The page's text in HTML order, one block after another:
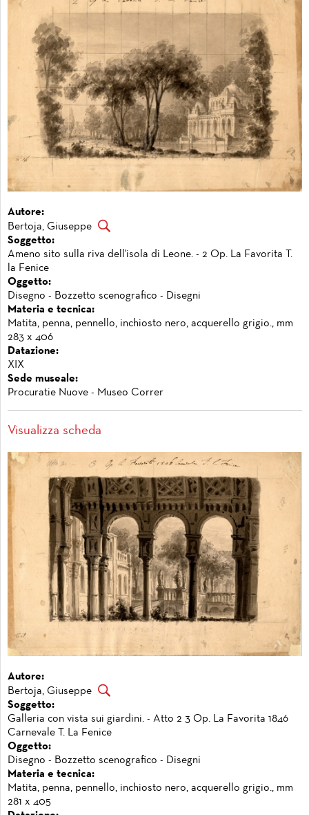
Autore:
Bertoja, Giuseppe
Soggetto:
Ameno sito sulla riva dell'isola di Leone. - 2 Op. La Favorita T.
la Fenice
Oggetto:
Disegno - Bozzetto scenografico - Disegni
Materia e tecnica:
Matita, penna, pennello, inchiosto nero, acquerello grigio., mm
283 x 406
Datazione:
XIX
Sede museale:
Procuratie Nuove - Museo Correr
Visualizza scheda
Autore:
Bertoja, Giuseppe
Soggetto:
Galleria con vista sui giardini. - Atto 2 3 Op. La Favorita 1846
Carnevale T. La Fenice
Oggetto:
Disegno - Bozzetto scenografico - Disegni
Materia e tecnica:
Matita, penna, pennello, inchiosto nero, acquerello grigio., mm
281 x 405